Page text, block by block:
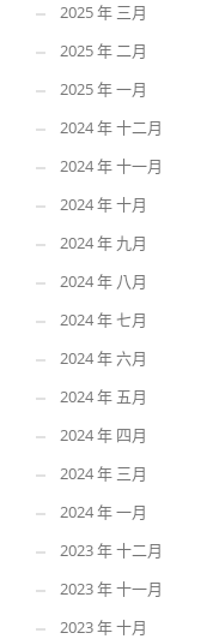
2025 年 三月
2025 年 二月
2025 年 一月
2024 年 十二月
2024 年 十一月
2024 年 十月
2024 年 九月
2024 年 八月
2024 年 七月
2024 年 六月
2024 年 五月
2024 年 四月
2024 年 三月
2024 年 一月
2023 年 十二月
2023 年 十一月
2023 年 十月